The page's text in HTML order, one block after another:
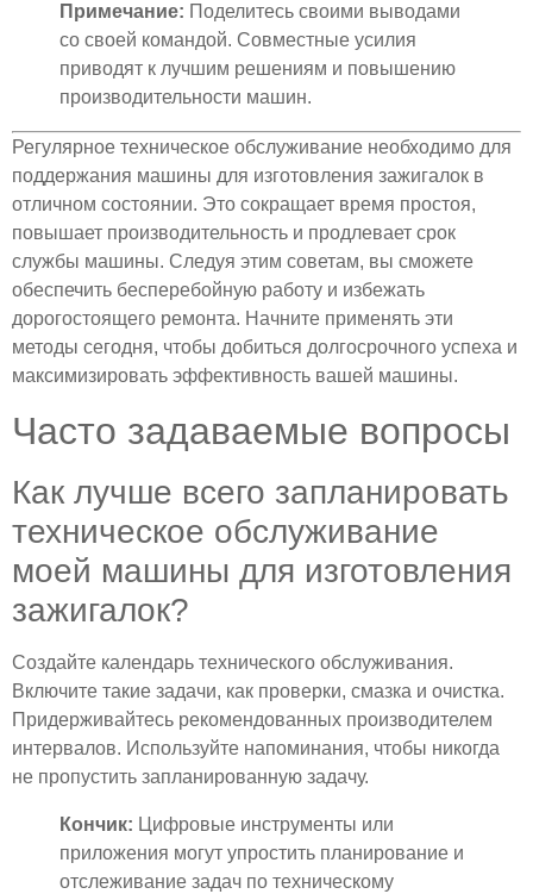
Примечание: Поделитесь своими выводами
со своей командой. Совместные усилия
приводят к лучшим решениям и повышению
производительности машин.
Регулярное техническое обслуживание необходимо для
поддержания машины для изготовления зажигалок в
отличном состоянии. Это сокращает время простоя,
повышает производительность и продлевает срок
службы машины. Следуя этим советам, вы сможете
обеспечить бесперебойную работу и избежать
дорогостоящего ремонта. Начните применять эти
методы сегодня, чтобы добиться долгосрочного успеха и
максимизировать эффективность вашей машины.
Часто задаваемые вопросы
Как лучше всего запланировать
техническое обслуживание
моей машины для изготовления
зажигалок?
Создайте календарь технического обслуживания.
Включите такие задачи, как проверки, смазка и очистка.
Придерживайтесь рекомендованных производителем
интервалов. Используйте напоминания, чтобы никогда
не пропустить запланированную задачу.
Кончик: Цифровые инструменты или
приложения могут упростить планирование и
отслеживание задач по техническому